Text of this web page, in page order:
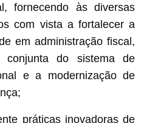
fornecendo às diversas
com vista a fortalecer a
em administração fiscal,
conjunta do sistema de
e a modernização de
práticas inovadoras de